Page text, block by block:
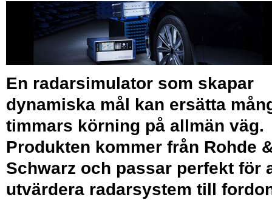
En radarsimulator som skapar
dynamiska mål kan ersätta
timmars körning på allmän väg.
Produkten kommer från Rohde
Schwarz och passar perfekt för
utvärdera radarsystem till